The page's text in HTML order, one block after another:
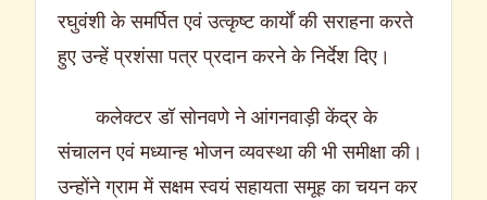
रघुवंशी के समर्पित एवं उत्कृष्ट कार्यों की सराहना करते
हुए उन्हें प्रशंसा पत्र प्रदान करने के निर्देश दिए।
कलेक्टर डॉ सोनवणे ने आंगनवाड़ी केंद्र के
संचालन एवं मध्यान्ह भोजन व्यवस्था की भी समीक्षा की।
उन्होंने ग्राम में सक्षम स्वयं सहायता समूह का चयन कर